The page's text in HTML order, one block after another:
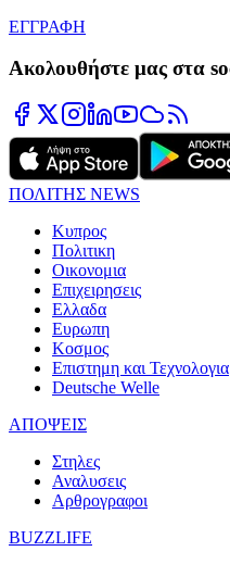
ΕΓΓΡΑΦΗ
Ακολουθήστε μας στα
ΠΟΛΙΤΗΣ NEWS
Κυπρος
Πολιτικη
Οικονομια
Επιχειρησεις
Ελλαδα
Ευρωπη
Κοσμος
Επιστημη και Τεχνολογια
Deutsche Welle
ΑΠΟΨΕΙΣ
Στηλες
Αναλυσεις
Αρθρογραφοι
BUZZLIFE